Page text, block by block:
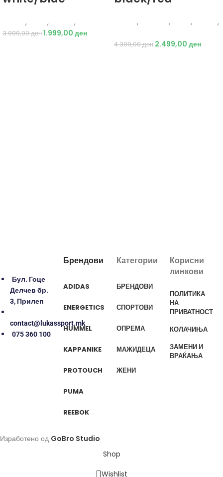
, , ,
3.999,00ден1.999,00 ден
, , ,
,
4.399,00ден 2.499,00 ден
Бул. Гоце
Делчев бр.
3, Прилеп
contact@lukassport.mk
075 360 100
Брендови
ADIDAS
ENERGETICS
HUMMEL
KAPPANIKE
PROTOUCH
PUMA
REEBOK
Категории
БРЕНДОВИ
СПОРТОВИ
ОПРЕМА
МАЖИДЕЦА
ЖЕНИ
Корисни
линкови
ПОЛИТИКА
НА
ПРИВАТНОСТ
КОЛАЧИЊА
ЗАМЕНИ И
ВРАЌАЊА
Изработено од GoBro Studio
Shop
Wishlist